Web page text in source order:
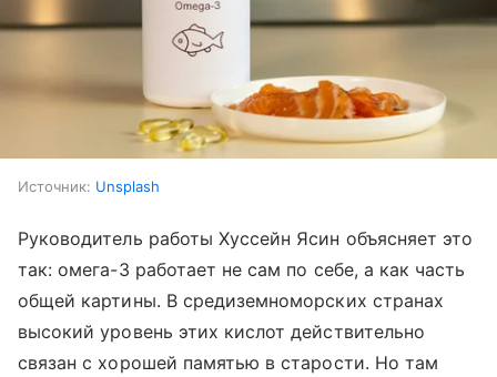
Источник: Unsplash
Руководитель работы Хуссейн Ясин объясняет это
так: омега-3 работает не сам по себе, а как часть
общей картины. В средиземноморских странах
высокий уровень этих кислот действительно
связан с хорошей памятью в старости. Но там